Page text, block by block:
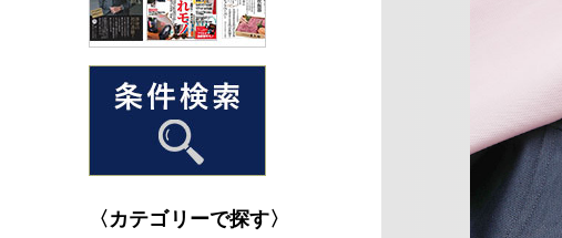
〈カテゴリーで探す〉